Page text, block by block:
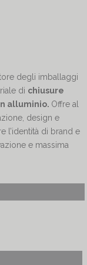
degli imballaggi
di chiusure
alluminio. Offre al
design e
l’identità di brand e
e massima